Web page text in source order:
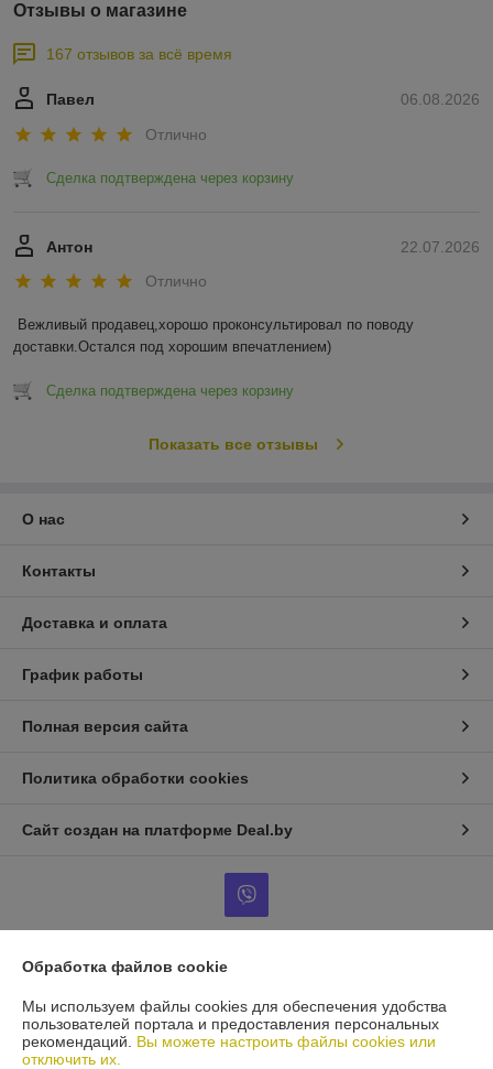
Отзывы о магазине
167 отзывов за всё время
06.08.2026
Павел
Отлично
Сделка подтверждена через корзину
22.07.2026
Антон
Отлично
Вежливый продавец,хорошо проконсультировал по поводу
доставки.Остался под хорошим впечатлением)
Сделка подтверждена через корзину
Показать все отзывы
О нас
Контакты
Доставка и оплата
График работы
Полная версия сайта
Политика обработки cookies
Сайт создан на платформе Deal.by
Информация для покупателя
Индивидуальный предприниматель:ИП Гусаковский Дмитрий
Михайлович
220101, г. Минск, ул. Малинина, д. 34, кв. 122
Обработка файлов cookie
Мы используем файлы cookies для обеспечения удобства
пользователей портала и предоставления персональных
рекомендаций. Вы можете настроить файлы cookies или
отключить их.